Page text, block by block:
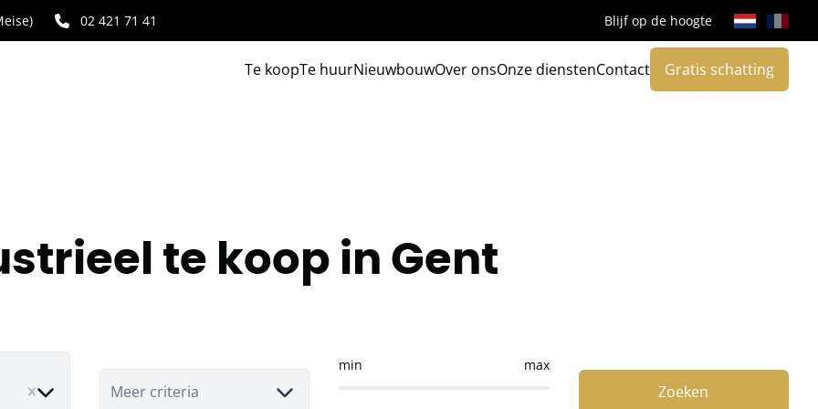
02 421 71 41 Blijf op de hoogte
Te koopTe huurNieuwbouwOver onsOnze dienstenContact Gratis schatting
te koop in Gent
Meer criteria
min max
Zoeken